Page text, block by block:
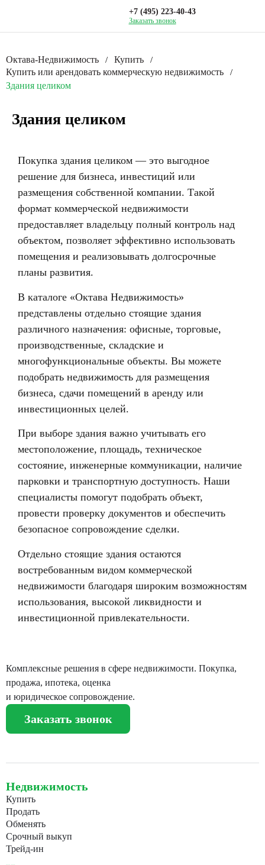
+7 (495) 223-40-43
Заказать звонок
Октава-Недвижимость / Купить /
Купить или арендовать коммерческую недвижимость /
Здания целиком
Здания целиком
Покупка здания целиком — это выгодное
решение для бизнеса, инвестиций или
размещения собственной компании. Такой
формат коммерческой недвижимости
предоставляет владельцу полный контроль над
объектом, позволяет эффективно использовать
помещения и реализовывать долгосрочные
планы развития.
В каталоге «Октава Недвижимость»
представлены отдельно стоящие здания
различного назначения: офисные, торговые,
производственные, складские и
многофункциональные объекты. Вы можете
подобрать недвижимость для размещения
бизнеса, сдачи помещений в аренду или
инвестиционных целей.
При выборе здания важно учитывать его
местоположение, площадь, техническое
состояние, инженерные коммуникации, наличие
парковки и транспортную доступность. Наши
специалисты помогут подобрать объект,
провести проверку документов и обеспечить
безопасное сопровождение сделки.
Отдельно стоящие здания остаются
востребованным видом коммерческой
недвижимости благодаря широким возможностям
использования, высокой ликвидности и
инвестиционной привлекательности.
Комплексные решения в сфере недвижимости. Покупка,
продажа, ипотека, оценка
и юридическое сопровождение.
Заказать звонок
Недвижимость
Купить
Продать
Обменять
Срочный выкуп
Трейд-ин